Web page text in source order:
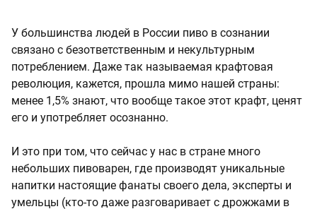
У большинства людей в России пиво в сознании
связано с безответственным и некультурным
потреблением. Даже так называемая крафтовая
революция, кажется, прошла мимо нашей страны:
менее 1,5% знают, что вообще такое этот крафт, ценят
его и употребляет осознанно.
И это при том, что сейчас у нас в стране много
небольших пивоварен, где производят уникальные
напитки настоящие фанаты своего дела, эксперты и
умельцы (кто-то даже разговаривает с дрожжами в